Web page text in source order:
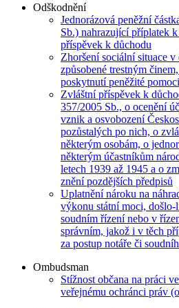
Odškodnění
Jednorázová peněžní
Sb.) nahrazující příplatek
příspěvek k důchodu
Zhoršení sociální situace
způsobené trestným
poskytnutí peněžité
Zvláštní příspěvek k
357/2005 Sb., o ocenění
vznik a osvobození
pozůstalých po nich, o
některým osobám, o
některým účastníkům
letech 1939 až 1945 a o
znění pozdějších předpisů
Uplatnění nároku na
výkonu státní moci, došlo-
soudním řízení nebo v
správním, jakož i v těch
za postup notáře či
Ombudsman
Stížnost občana na práci
veřejnému ochránci práv